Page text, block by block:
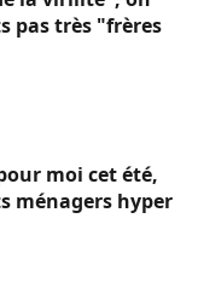
pas très "frères
moi cet été,
ménagers hyper